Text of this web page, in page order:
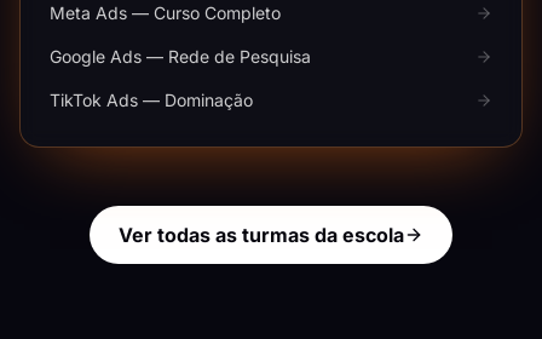
Meta Ads — Curso Completo
Google Ads — Rede de Pesquisa
TikTok Ads — Dominação
Ver todas as turmas da escola